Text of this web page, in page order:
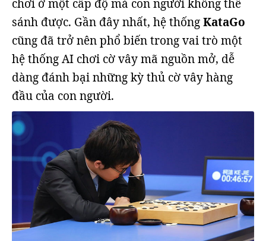
chơi ở một cấp độ mà con người không thể
sánh được. Gần đây nhất, hệ thốngKataGo
cũng đã trở nên phổ biến trong vai trò một
hệ thống AI chơi cờ vây mã nguồn mở, dễ
dàng đánh bại những kỳ thủ cờ vây hàng
đầu của con người.